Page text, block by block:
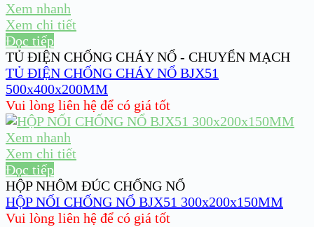
Xem nhanh
Xem chi tiết
Đọc tiếp
TỦ ĐIỆN CHỐNG CHÁY NỔ - CHUYỂN MẠCH
TỦ ĐIỆN CHỐNG CHÁY NỔ BJX51
500x400x200MM
Vui lòng liên hệ để có giá tốt
Xem nhanh
Xem chi tiết
Đọc tiếp
HỘP NHÔM ĐÚC CHỐNG NỔ
HỘP NỐI CHỐNG NỔ BJX51 300x200x150MM
Vui lòng liên hệ để có giá tốt